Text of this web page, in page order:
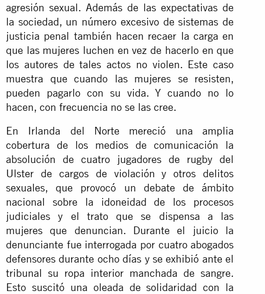
agresión sexual. Además de las expectativas de
la sociedad, un número excesivo de sistemas de
justicia penal también hacen recaer la carga en
que las mujeres luchen en vez de hacerlo en que
los autores de tales actos no violen. Este caso
muestra que cuando las mujeres se resisten,
pueden pagarlo con su vida. Y cuando no lo
hacen, con frecuencia no se las cree.
En Irlanda del Norte mereció una amplia
cobertura de los medios de comunicación la
absolución de cuatro jugadores de rugby del
Ulster de cargos de violación y otros delitos
sexuales, que provocó un debate de ámbito
nacional sobre la idoneidad de los procesos
judiciales y el trato que se dispensa a las
mujeres que denuncian. Durante el juicio la
denunciante fue interrogada por cuatro abogados
defensores durante ocho días y se exhibió ante el
tribunal su ropa interior manchada de sangre.
Esto suscitó una oleada de solidaridad con la